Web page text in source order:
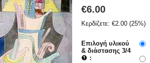
€6.00
Κερδίζετε: €2.00 (25%)
Επιλογή υλικού
& διάστασης 3/4
: